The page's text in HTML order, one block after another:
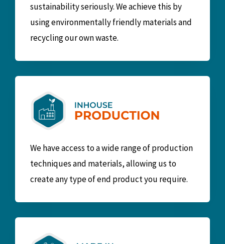
sustainability seriously. We achieve this by
using environmentally friendly materials and
recycling our own waste.
We have access to a wide range of production
techniques and materials, allowing us to
create any type of end product you require.